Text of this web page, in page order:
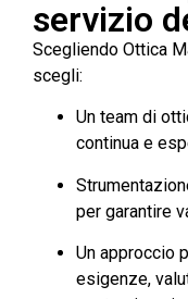
servizio
Scegliendo Ottica
scegli:
Un team di
continua e
per garantire
Un approccio
esigenze,